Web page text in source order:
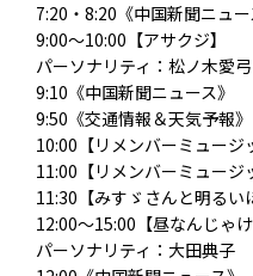
7:20・8:20《中国新聞ニュー
9:00～10:00【アサクジ】
パーソナリティ：松ノ木愛弓
9:10《中国新聞ニュース》
9:50《交通情報＆天気予報》
10:00【リメンバーミュージ
11:00【リメンバーミュージ
11:30【みすゞさんと明るい
12:00～15:00【昼なんじゃけ
パーソナリティ：大田典子